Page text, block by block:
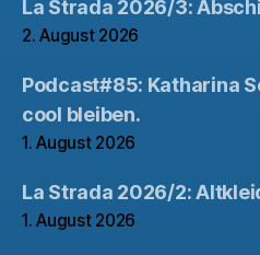
La Strada 2026/3:
2. August 2026
Podcast#85: Katharina
cool bleiben.
1. August 2026
La Strada 2026/2:
1. August 2026